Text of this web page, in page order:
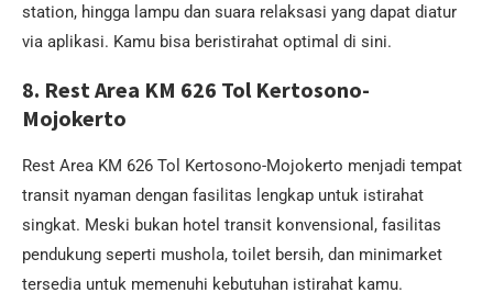
station, hingga lampu dan suara relaksasi yang dapat diatur
via aplikasi. Kamu bisa beristirahat optimal di sini.
8. Rest Area KM 626 Tol Kertosono-
Mojokerto
Rest Area KM 626 Tol Kertosono-Mojokerto menjadi tempat
transit nyaman dengan fasilitas lengkap untuk istirahat
singkat. Meski bukan hotel transit konvensional, fasilitas
pendukung seperti mushola, toilet bersih, dan minimarket
tersedia untuk memenuhi kebutuhan istirahat kamu.